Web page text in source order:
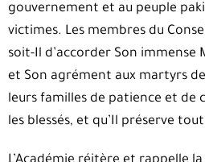
gouvernement et au peuple
victimes. Les membres du
soit-Il d’accorder Son immense
et Son agrément aux martyrs
leurs familles de patience et de
les blessés, et qu’Il préserve